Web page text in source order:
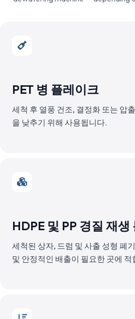
PET 병 플레이크
세척 후 열풍 건조, 결정화 또는 압
을 낮추기 위해 사용됩니다.
HDPE 및 PP 경질 재생
세척된 상자, 드럼 및 사출 성형 폐
및 안정적인 배출이 필요한 곳에 적